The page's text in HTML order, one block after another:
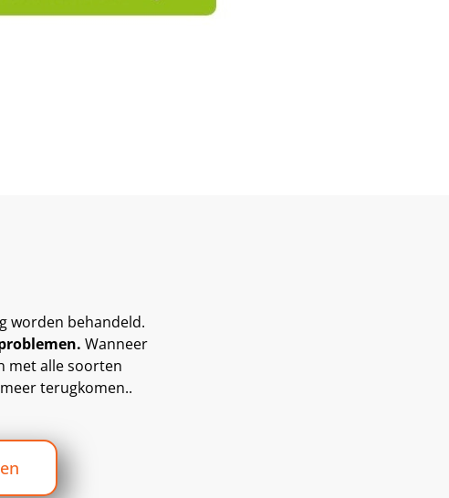
worden behandeld.
Wanneer
met alle soorten
terugkomen..